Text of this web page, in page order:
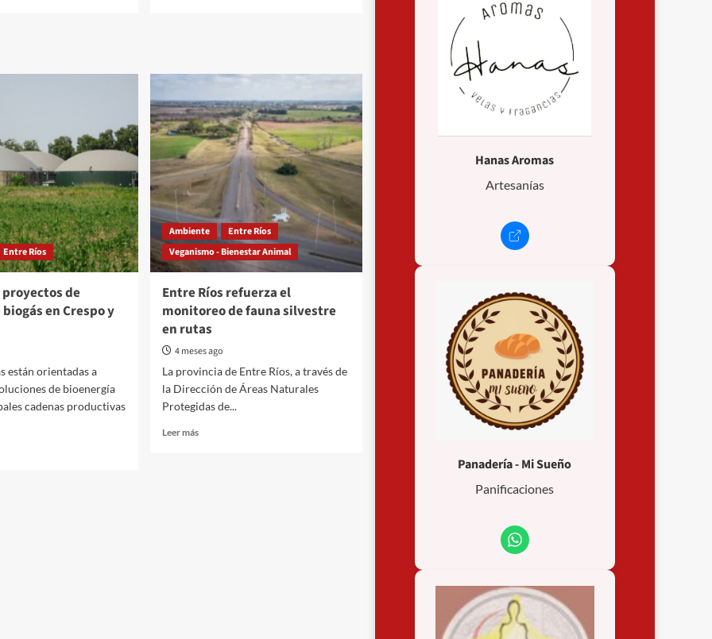
realizará
la
XXII
Marcha
al
Puente
Entre Ríos
de
en Crespo y
están orientadas a
de bioenergía
cadenas productivas
Ambiente
Entre Ríos
Veganismo - Bienestar Animal
Entre Ríos refuerza el
monitoreo de fauna silvestre
en rutas
4 meses ago
La provincia de Entre Ríos, a través de
la Dirección de Áreas Naturales
Protegidas de...
Leer másRead
Hanas Aromas
Artesanías
Panadería - Mi Sueño
Panificaciones